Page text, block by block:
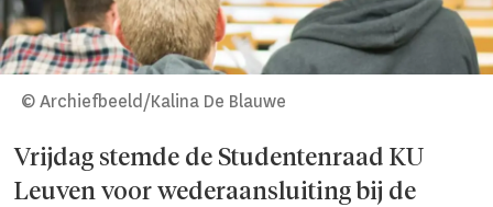
© Archiefbeeld/Kalina De Blauwe
Vrijdag stemde de Studentenraad KU
Leuven voor wederaansluiting bij de